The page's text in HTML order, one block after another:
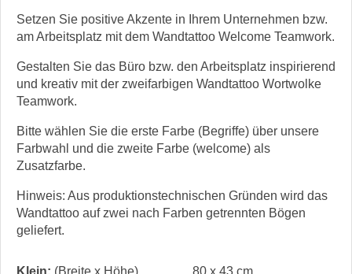
Setzen Sie positive Akzente in Ihrem Unternehmen bzw.
am Arbeitsplatz mit dem Wandtattoo Welcome Teamwork.
Gestalten Sie das Büro bzw. den Arbeitsplatz inspirierend
und kreativ mit der zweifarbigen Wandtattoo Wortwolke
Teamwork.
Bitte wählen Sie die erste Farbe (Begriffe) über unsere
Farbwahl und die zweite Farbe (welcome) als
Zusatzfarbe.
Hinweis: Aus produktionstechnischen Gründen wird das
Wandtattoo auf zwei nach Farben getrennten Bögen
geliefert.